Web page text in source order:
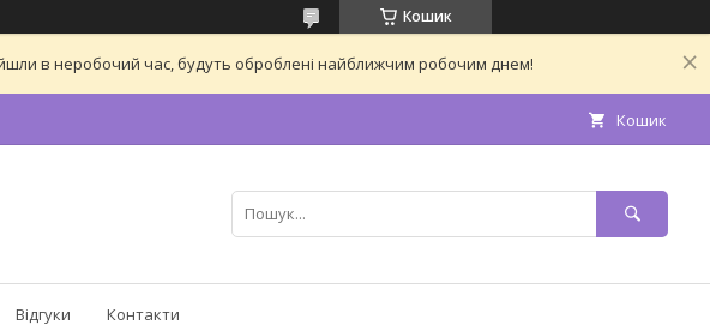
Кошик
в неробочий час, будуть оброблені найближчим робочим днем!
Кошик
Відгуки Контакти